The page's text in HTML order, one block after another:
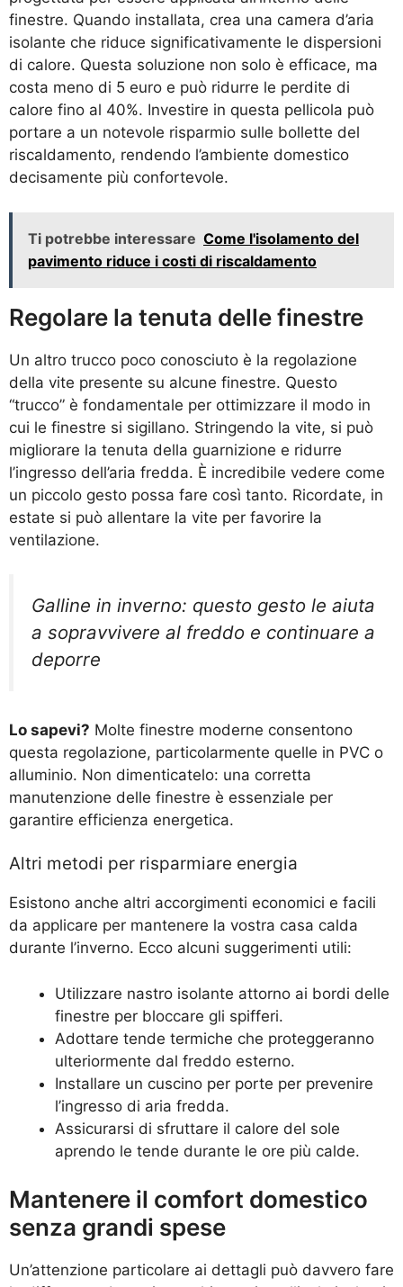
finestre. Quando installata, crea una camera d’aria
isolante che riduce significativamente le dispersioni
di calore. Questa soluzione non solo è efficace, ma
costa meno di 5 euro e può ridurre le perdite di
calore fino al 40%. Investire in questa pellicola può
portare a un notevole risparmio sulle bollette del
riscaldamento, rendendo l’ambiente domestico
decisamente più confortevole.
Ti potrebbe interessare Come l'isolamento del
pavimento riduce i costi di riscaldamento
Regolare la tenuta delle finestre
Un altro trucco poco conosciuto è la regolazione
della vite presente su alcune finestre. Questo
“trucco” è fondamentale per ottimizzare il modo in
cui le finestre si sigillano. Stringendo la vite, si può
migliorare la tenuta della guarnizione e ridurre
l’ingresso dell’aria fredda. È incredibile vedere come
un piccolo gesto possa fare così tanto. Ricordate, in
estate si può allentare la vite per favorire la
ventilazione.
Galline in inverno: questo gesto le aiuta
a sopravvivere al freddo e continuare a
deporre
Lo sapevi? Molte finestre moderne consentono
questa regolazione, particolarmente quelle in PVC o
alluminio. Non dimenticatelo: una corretta
manutenzione delle finestre è essenziale per
garantire efficienza energetica.
Altri metodi per risparmiare energia
Esistono anche altri accorgimenti economici e facili
da applicare per mantenere la vostra casa calda
durante l’inverno. Ecco alcuni suggerimenti utili:
Utilizzare nastro isolante attorno ai bordi delle
finestre per bloccare gli spifferi.
Adottare tende termiche che proteggeranno
ulteriormente dal freddo esterno.
Installare un cuscino per porte per prevenire
l’ingresso di aria fredda.
Assicurarsi di sfruttare il calore del sole
aprendo le tende durante le ore più calde.
Mantenere il comfort domestico
senza grandi spese
Un’attenzione particolare ai dettagli può davvero fare